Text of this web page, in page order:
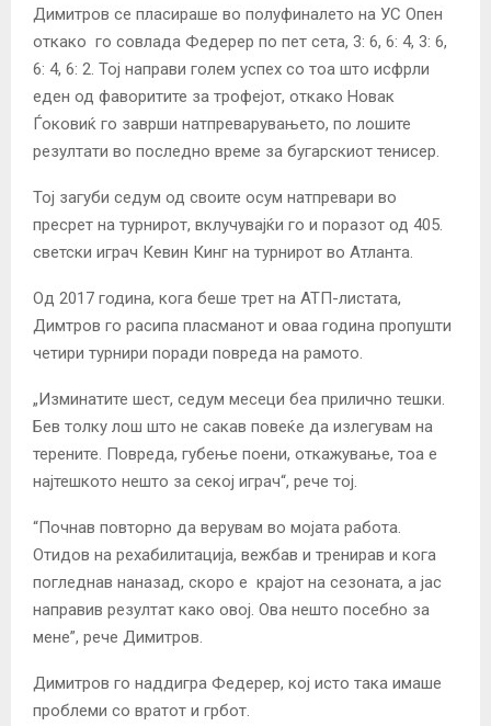
Димитров се пласираше во полуфиналето на УС Опен
откако го совлада Федерер по пет сета, 3: 6, 6: 4, 3: 6,
6: 4, 6: 2. Тој направи голем успех со тоа што исфрли
еден од фаворитите за трофејот, откако Новак
Ѓоковиќ го заврши натпреварувањето, по лошите
резултати во последно време за бугарскиот тенисер.
Тој загуби седум од своите осум натпревари во
пресрет на турнирот, вклучувајќи го и поразот од 405.
светски играч Кевин Кинг на турнирот во Атланта.
Од 2017 година, кога беше трет на АТП-листата,
Димтров го расипа пласманот и оваа година пропушти
четири турнири поради повреда на рамото.
„Изминатите шест, седум месеци беа прилично тешки.
Бев толку лош што не сакав повеќе да излегувам на
терените. Повреда, губење поени, откажување, тоа е
најтешкото нешто за секој играч“, рече тој.
“Почнав повторно да верувам во мојата работа.
Отидов на рехабилитација, вежбав и тренирав и кога
погледнав наназад, скоро е крајот на сезоната, а јас
направив резултат како овој. Ова нешто посебно за
мене”, рече Димитров.
Димитров го наддигра Федерер, кој исто така имаше
проблеми со вратот и грбот.